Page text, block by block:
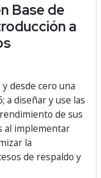
Base de
a
desde cero una
a diseñar y use las
de sus
al implementar
la
de respaldo y